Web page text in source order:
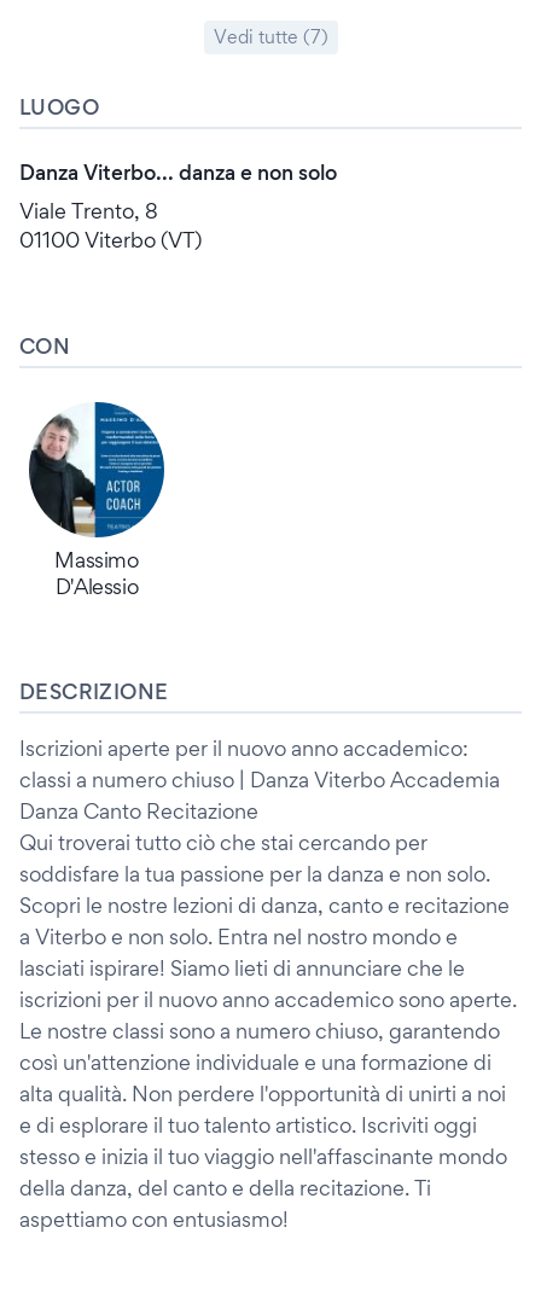
Vedi tutte (7)
LUOGO
Danza Viterbo... danza e non solo
Viale Trento, 8
01100 Viterbo (VT)
CON
Massimo
D'Alessio
DESCRIZIONE
Iscrizioni aperte per il nuovo anno accademico:
classi a numero chiuso | Danza Viterbo Accademia
Danza Canto Recitazione
Qui troverai tutto ciò che stai cercando per
soddisfare la tua passione per la danza e non solo.
Scopri le nostre lezioni di danza, canto e recitazione
a Viterbo e non solo. Entra nel nostro mondo e
lasciati ispirare! Siamo lieti di annunciare che le
iscrizioni per il nuovo anno accademico sono aperte.
Le nostre classi sono a numero chiuso, garantendo
così un'attenzione individuale e una formazione di
alta qualità. Non perdere l'opportunità di unirti a noi
e di esplorare il tuo talento artistico. Iscriviti oggi
stesso e inizia il tuo viaggio nell'affascinante mondo
della danza, del canto e della recitazione. Ti
aspettiamo con entusiasmo!